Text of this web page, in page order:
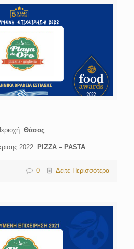
Θάσος
2022: PIZZA – PASTA
0 Δείτε Περισσότερα